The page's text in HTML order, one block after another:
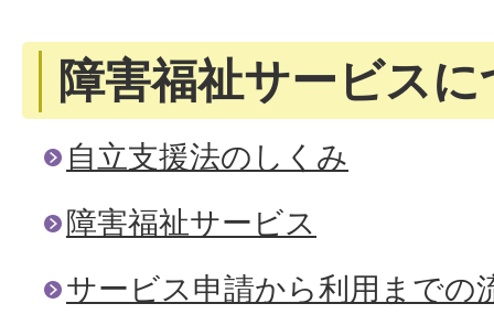
障害福祉サービス
自立支援法のしくみ
障害福祉サービス
サービス申請から利用までの